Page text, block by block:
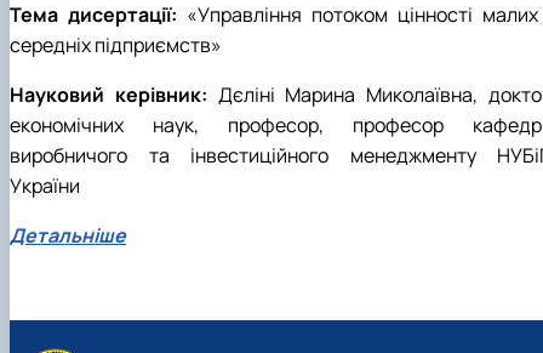
Тема дисертації: «Управління потоком цінності малих
середніх підприємств»
Науковий керівник: Дєліні Марина Миколаївна,
економічних наук, професор, професор
виробничого та інвестиційного менеджменту
України
Детальніше